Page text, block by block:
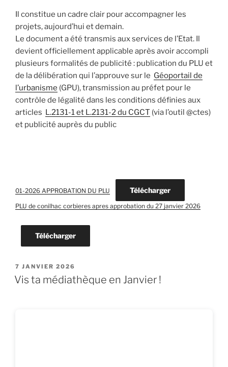
Il constitue un cadre clair pour accompagner les
projets, aujourd’hui et demain.
Le document a été transmis aux services de l’Etat. Il
devient officiellement applicable après avoir accompli
plusieurs formalités de publicité : publication du PLU et
de la délibération qui l’approuve sur le Géoportail de
l’urbanisme (GPU), transmission au préfet pour le
contrôle de légalité dans les conditions définies aux
articles L.2131-1 et L.2131-2 du CGCT (via l’outil @ctes)
et publicité auprès du public
01-2026 APPROBATION DU PLU Télécharger
PLU de conilhac corbieres apres approbation du 27 janvier 2026
Télécharger
PUBLIÉ
LE
7 JANVIER 2026
Vis ta médiathèque en Janvier !